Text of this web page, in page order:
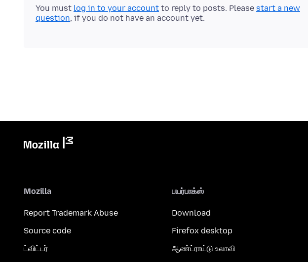
You must log in to your account to reply to posts. Please start a new
question, if you do not have an account yet.
Mozilla
Report Trademark Abuse
Source code
ட்விட்டர்
பயர்பாக்ஸ்
Download
Firefox desktop
ஆண்ட்ராய்டு உலாவி